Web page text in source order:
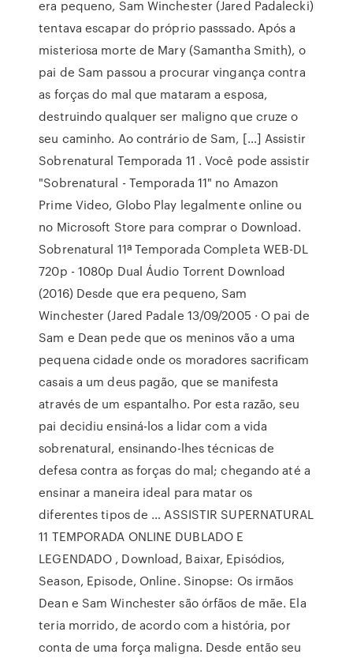
era pequeno, Sam Winchester (Jared Padalecki)
tentava escapar do próprio passsado. Após a
misteriosa morte de Mary (Samantha Smith), o
pai de Sam passou a procurar vingança contra
as forças do mal que mataram a esposa,
destruindo qualquer ser maligno que cruze o
seu caminho. Ao contrário de Sam, […] Assistir
Sobrenatural Temporada 11 . Você pode assistir
"Sobrenatural - Temporada 11" no Amazon
Prime Video, Globo Play legalmente online ou
no Microsoft Store para comprar o Download.
Sobrenatural 11ª Temporada Completa WEB-DL
720p - 1080p Dual Áudio Torrent Download
(2016) Desde que era pequeno, Sam
Winchester (Jared Padale 13/09/2005 · O pai de
Sam e Dean pede que os meninos vão a uma
pequena cidade onde os moradores sacrificam
casais a um deus pagão, que se manifesta
através de um espantalho. Por esta razão, seu
pai decidiu ensiná-los a lidar com a vida
sobrenatural, ensinando-lhes técnicas de
defesa contra as forças do mal; chegando até a
ensinar a maneira ideal para matar os
diferentes tipos de … ASSISTIR SUPERNATURAL
11 TEMPORADA ONLINE DUBLADO E
LEGENDADO , Download, Baixar, Episódios,
Season, Episode, Online. Sinopse: Os irmãos
Dean e Sam Winchester são órfãos de mãe. Ela
teria morrido, de acordo com a história, por
conta de uma força maligna. Desde então seu